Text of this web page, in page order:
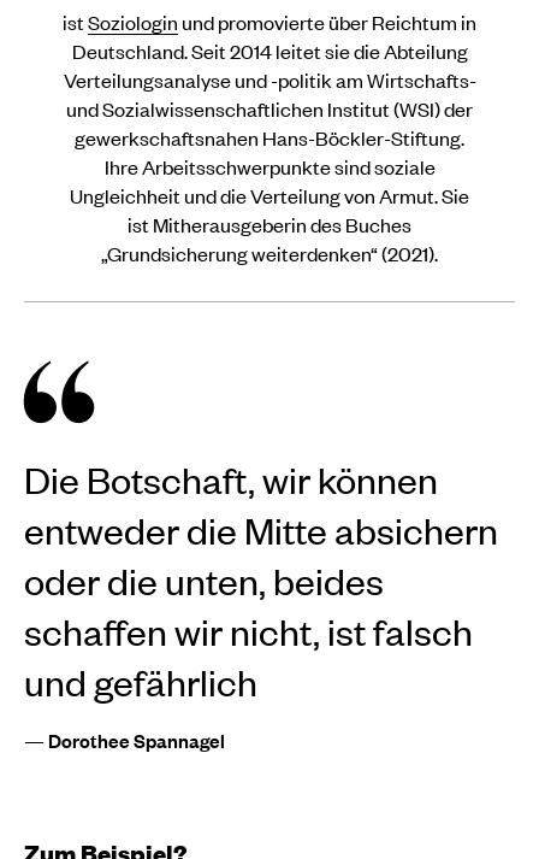
istSoziologin und promovierte über Reichtum in
Deutschland. Seit 2014 leitet sie die Abteilung
Verteilungsanalyse und -politik am Wirtschafts-
und Sozialwissenschaftlichen Institut (WSI) der
gewerkschaftsnahen Hans-Böckler-Stiftung.
Ihre Arbeitsschwerpunkte sind soziale
Ungleichheit und die Verteilung von Armut. Sie
ist Mitherausgeberin des Buches
„Grundsicherung weiterdenken“ (2021).
Die Botschaft, wir können
entweder die Mitte absichern
oder die unten, beides
schaffen wir nicht, ist falsch
und gefährlich
— Dorothee Spannagel
Zum Beispiel?